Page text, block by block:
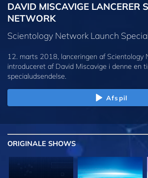
DAVID MISCAVIGE LANCERER
NETWORK
Scientology Network Launch
12. marts 2018, lanceringen af Scientology
introduceret af David Miscavige i denne en
specialudsendelse.
Afspil
ORIGINALE SHOWS